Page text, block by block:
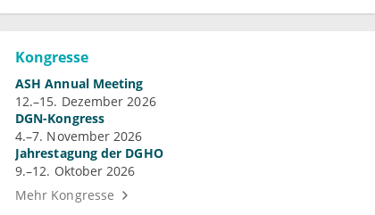
Kongresse
ASH Annual Meeting
12.–15. Dezember 2026
DGN-Kongress
4.–7. November 2026
Jahrestagung der DGHO
9.–12. Oktober 2026
Mehr Kongresse